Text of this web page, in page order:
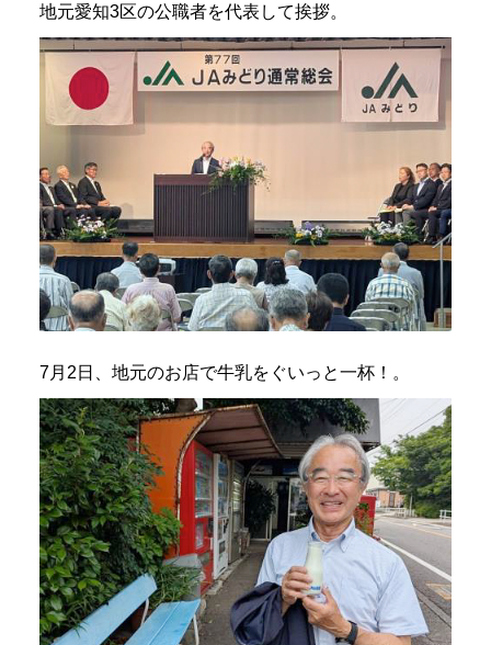
地元愛知3区の公職者を代表して挨拶。
7月2日、地元のお店で牛乳をぐいっと一杯！。